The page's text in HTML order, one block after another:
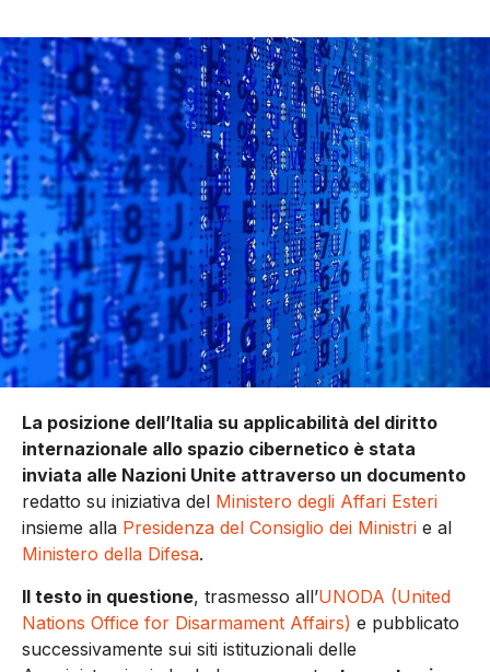
La posizione dell’Italia su applicabilità del diritto
internazionale allo spazio cibernetico è stata
inviata alle Nazioni Unite attraverso un documento
redatto su iniziativa del Ministero degli Affari Esteri
insieme alla Presidenza del Consiglio dei Ministri e al
Ministero della Difesa.
Il testo in questione, trasmesso all’UNODA (United
Nations Office for Disarmament Affairs) e pubblicato
successivamente sui siti istituzionali delle